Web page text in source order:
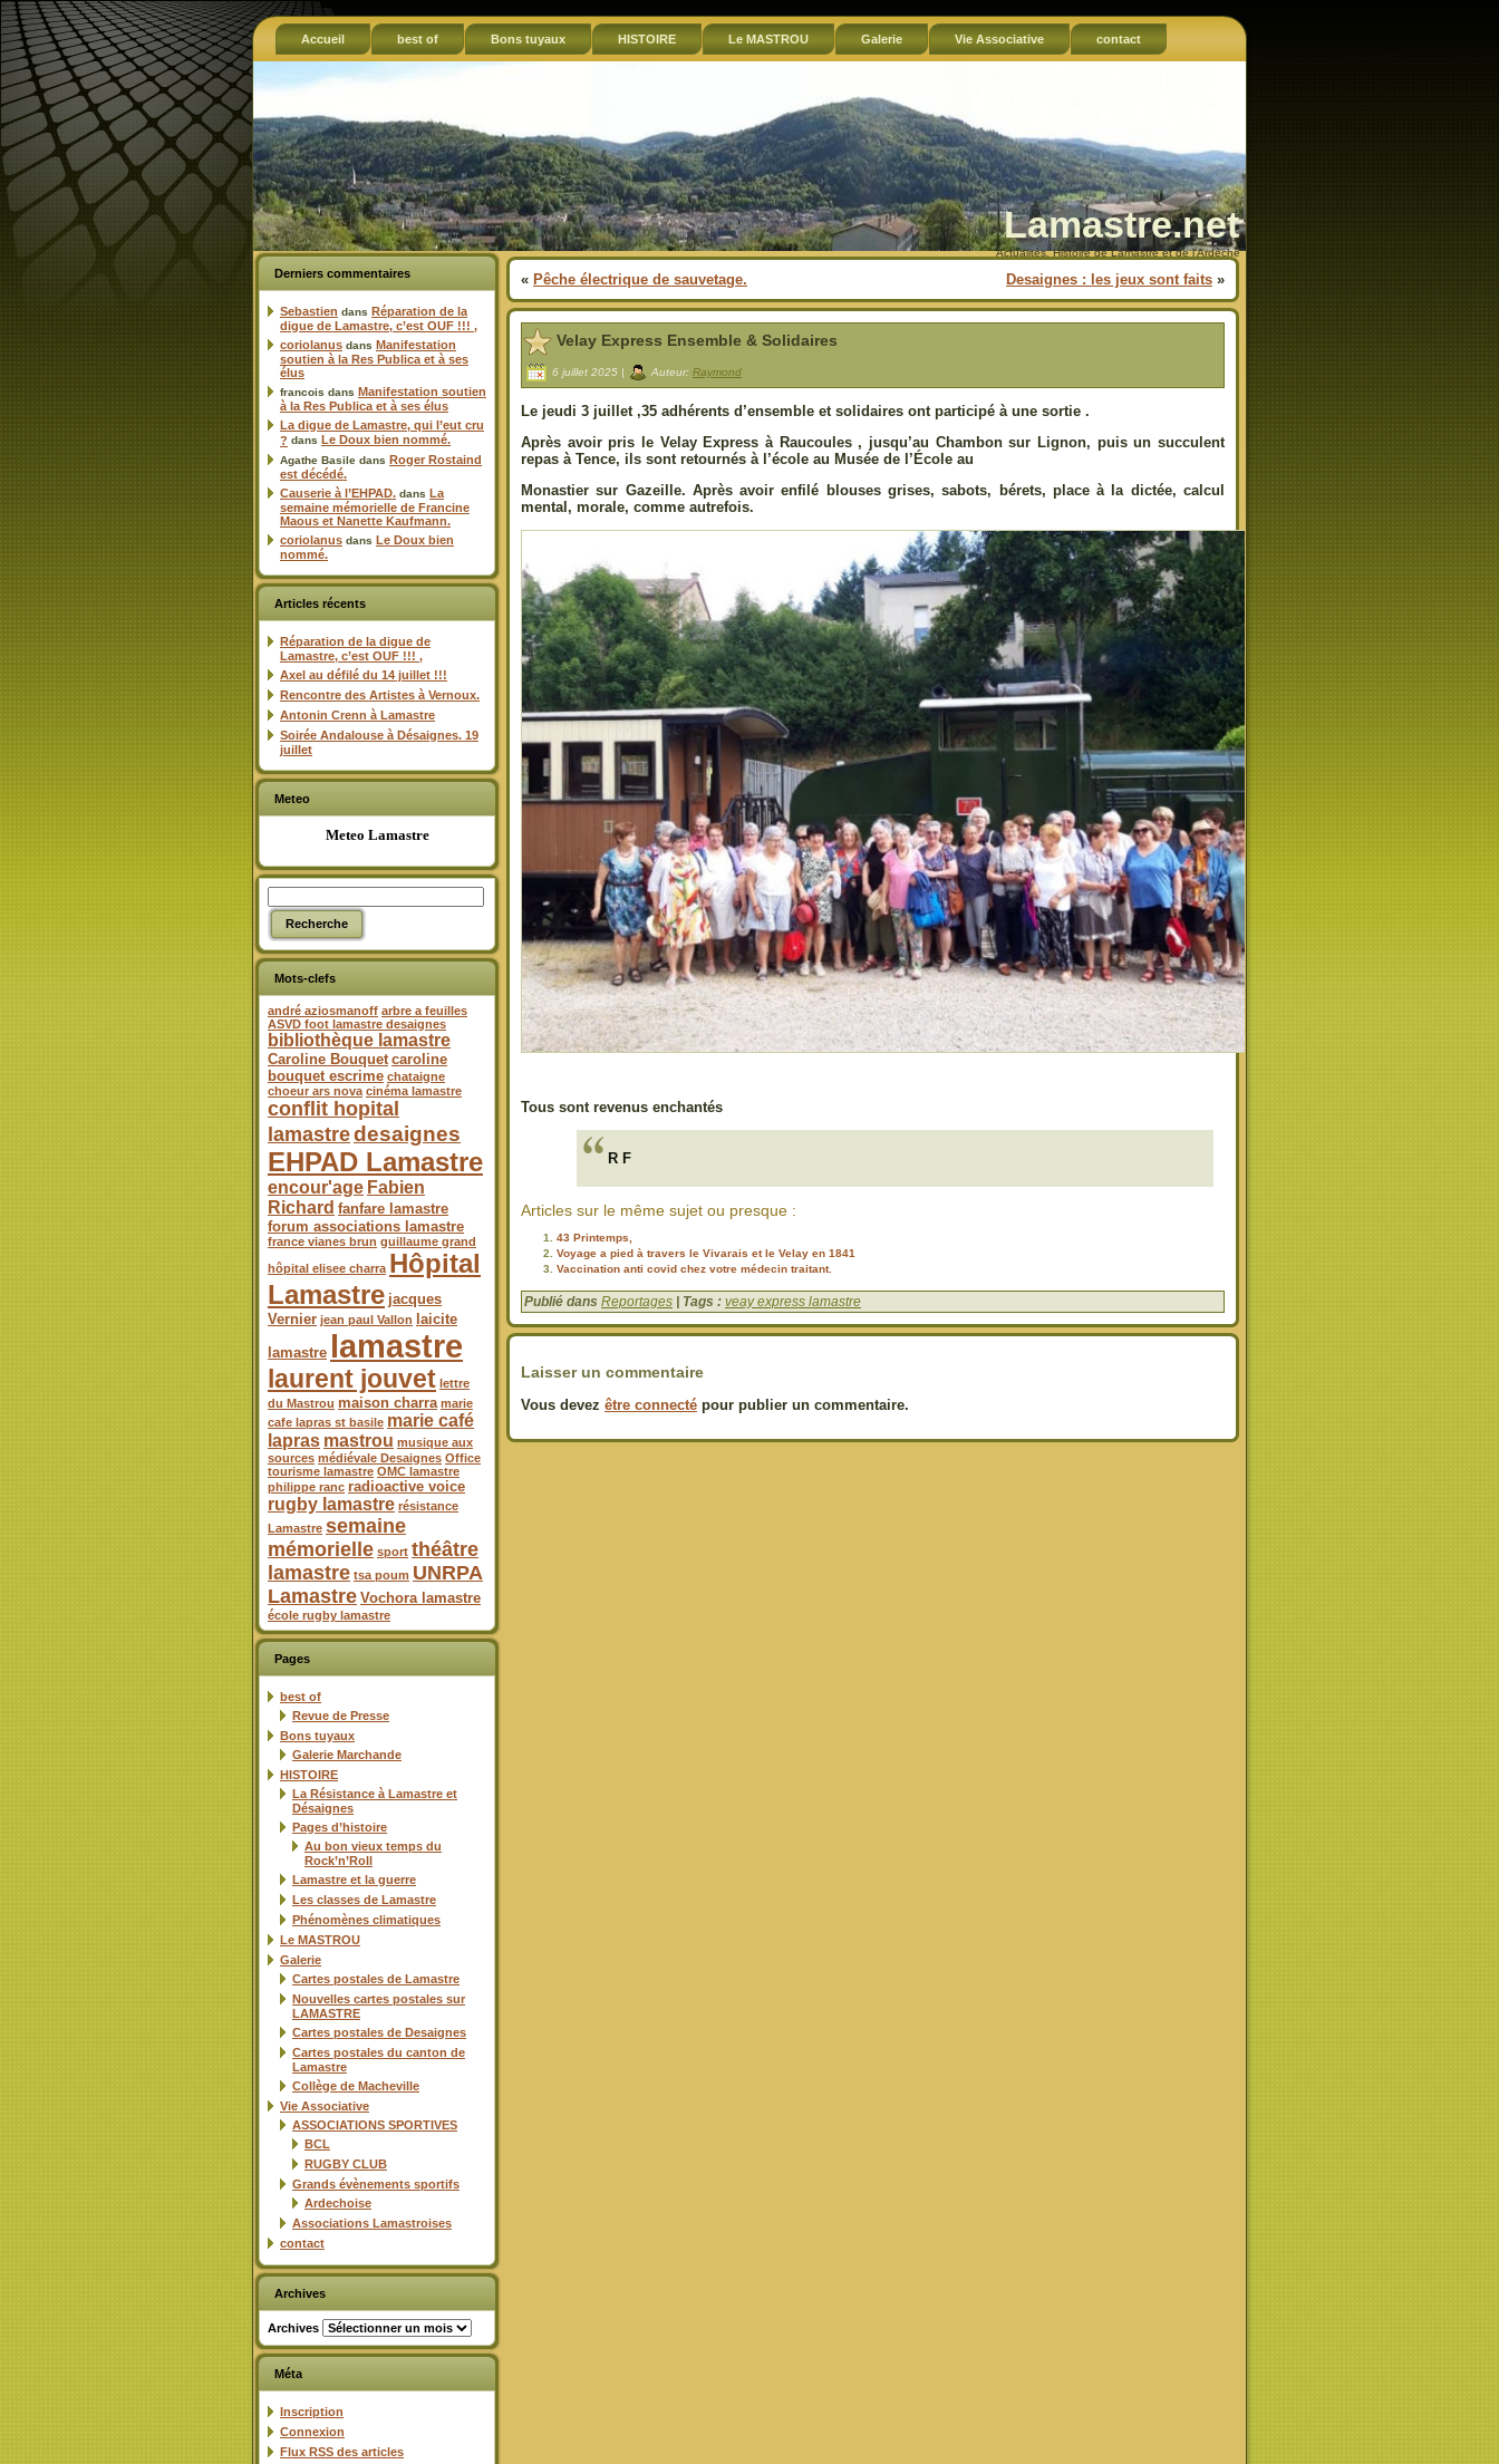
Accueil best of Bons tuyaux HISTOIRE Le MASTROU Galerie Vie Associative contact
Lamastre.net
Actualités, Histoire de Lamastre et de l'Ardèche
Derniers commentaires
Sebastien dans Réparation de la
digue de Lamastre, c’est OUF !!! ,
coriolanus dans Manifestation
soutien à la Res Publica et à ses
élus
francois dans Manifestation soutien
à la Res Publica et à ses élus
La digue de Lamastre, qui l’eut cru
? dans Le Doux bien nommé.
Agathe Basile dans Roger Rostaind
est décédé.
Causerie à l’EHPAD. dans La
semaine mémorielle de Francine
Maous et Nanette Kaufmann.
coriolanus dans Le Doux bien
nommé.
Articles récents
Réparation de la digue de
Lamastre, c’est OUF !!! ,
Axel au défilé du 14 juillet !!!
Rencontre des Artistes à Vernoux.
Antonin Crenn à Lamastre
Soirée Andalouse à Désaignes. 19
juillet
Meteo
Meteo Lamastre
Mots-clefs
andré aziosmanoff arbre a feuilles
ASVD foot lamastre desaignes
bibliothèque lamastre
Caroline Bouquet caroline
bouquet escrime chataigne
choeur ars nova cinéma lamastre
conflit hopital
lamastredesaignes
EHPAD Lamastre
encour'age Fabien
Richard fanfare lamastre
forum associations lamastre
france vianes brun guillaume grand
hôpital elisee charra Hôpital
Lamastre jacques
Vernier jean paul Vallon
laicite
lamastre lamastre
laurent jouvet lettre
du Mastrou maison charra marie
cafe lapras st basile marie café
lapras mastrou musique aux
sources médiévale Desaignes Office
tourisme lamastre OMC lamastre
philippe ranc radioactive voice
rugby lamastre résistance
Lamastre semaine
mémorielle sport théâtre
lamastre tsa poum UNRPA
Lamastre Vochora lamastre
école rugby lamastre
Pages
best of
Revue de Presse
Bons tuyaux
Galerie Marchande
HISTOIRE
La Résistance à Lamastre et
Désaignes
Pages d’histoire
Au bon vieux temps du
Rock’n’Roll
Lamastre et la guerre
Les classes de Lamastre
Phénomènes climatiques
Le MASTROU
Galerie
Cartes postales de Lamastre
Nouvelles cartes postales sur
LAMASTRE
Cartes postales de Desaignes
Cartes postales du canton de
Lamastre
Collège de Macheville
Vie Associative
ASSOCIATIONS SPORTIVES
BCL
RUGBY CLUB
Grands évènements sportifs
Ardechoise
Associations Lamastroises
contact
Archives
Archives
Méta
Inscription
Connexion
Flux RSS des articles
« Pêche électrique de sauvetage. Desaignes : les jeux sont faits »
Velay Express Ensemble & Solidaires
6 juillet 2025 | Auteur: Raymond
Le jeudi 3 juillet ,35 adhérents d’ensemble et solidaires ont participé à une sortie .
Après avoir pris le Velay Express à Raucoules , jusqu’au Chambon sur Lignon, puis un succulent
repas à Tence, ils sont retournés à l’école au Musée de l’École au
Monastier sur Gazeille. Après avoir enfilé blouses grises, sabots, bérets, place à la dictée, calcul
mental, morale, comme autrefois.
Tous sont revenus enchantés
R F
Articles sur le même sujet ou presque :
43 Printemps,
Voyage a pied à travers le Vivarais et le Velay en 1841
Vaccination anti covid chez votre médecin traitant.
Publié dans Reportages | Tags : veay express lamastre
Laisser un commentaire
Vous devez être connecté pour publier un commentaire.